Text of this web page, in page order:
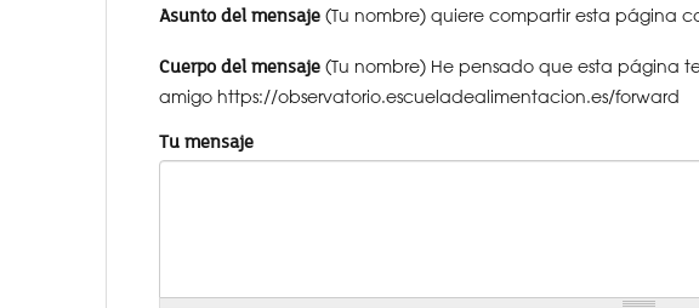
Asunto del mensaje (Tu nombre) quiere compartir esta página
Cuerpo del mensaje (Tu nombre) He pensado que esta página
amigo https://observatorio.escueladealimentacion.es/forward
Tu mensaje